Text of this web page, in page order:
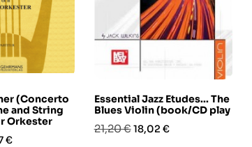
(Concerto
and String
Orkester
€
Essential Jazz Etudes... The
Blues Violin (book/CD play
Prezzo
21,20 €Prezzo
18,02 €